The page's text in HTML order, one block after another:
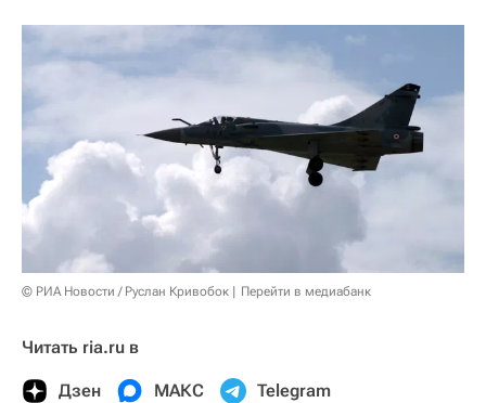
© РИА Новости / Руслан Кривобок Перейти в медиабанк
Читать ria.ru в
Дзен МАКС Telegram